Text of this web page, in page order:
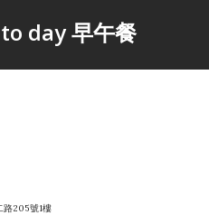
to day 早午餐
路205號1樓